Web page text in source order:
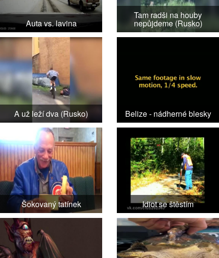
Auta vs. lavina
Tam radši na houby
nepůjdeme (Rusko)
A už leží dva (Rusko) Belize - nádherné blesky
Šokovaný tatínek Idiot se štěstím